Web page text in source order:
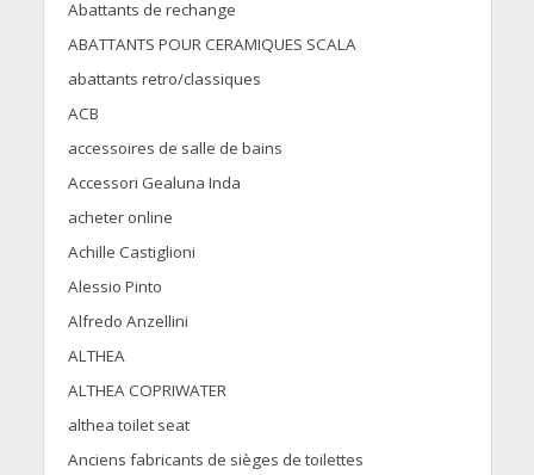
Abattants de rechange
ABATTANTS POUR CERAMIQUES SCALA
abattants retro/classiques
ACB
accessoires de salle de bains
Accessori Gealuna Inda
acheter online
Achille Castiglioni
Alessio Pinto
Alfredo Anzellini
ALTHEA
ALTHEA COPRIWATER
althea toilet seat
Anciens fabricants de sièges de toilettes